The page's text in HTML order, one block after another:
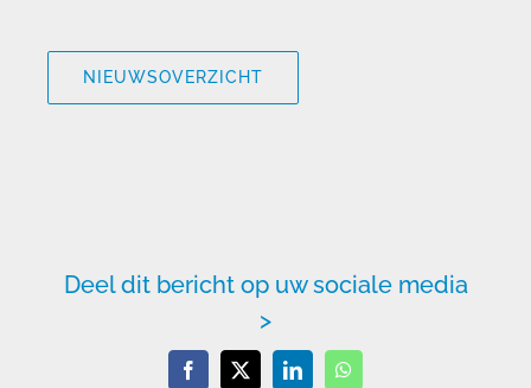
NIEUWSOVERZICHT
Deel dit bericht op uw sociale media
>
Facebook
X LinkedInWhatsApp